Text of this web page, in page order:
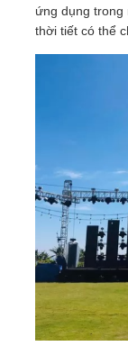
Liên hệ với
Yêu cầu báo
Màn hình
Màn hình
ứng dụng trong
thời tiết có thể